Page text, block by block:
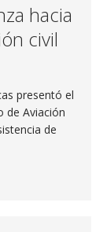
hacia
civil
presentó el
de Aviación
de